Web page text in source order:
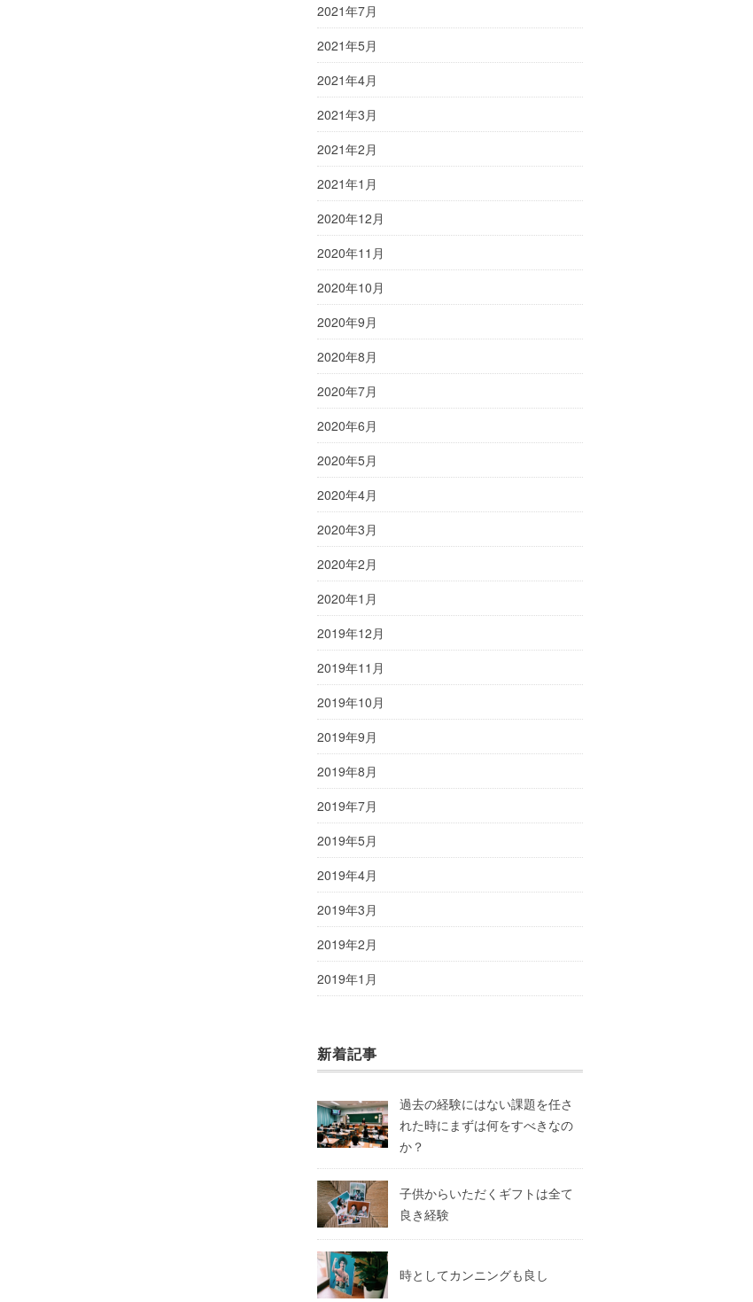
2021年7月
2021年5月
2021年4月
2021年3月
2021年2月
2021年1月
2020年12月
2020年11月
2020年10月
2020年9月
2020年8月
2020年7月
2020年6月
2020年5月
2020年4月
2020年3月
2020年2月
2020年1月
2019年12月
2019年11月
2019年10月
2019年9月
2019年8月
2019年7月
2019年5月
2019年4月
2019年3月
2019年2月
2019年1月
新着記事
過去の経験にはない課題を任さ
れた時にまずは何をすべきなの
か？
子供からいただくギフトは全て
良き経験
時としてカンニングも良し